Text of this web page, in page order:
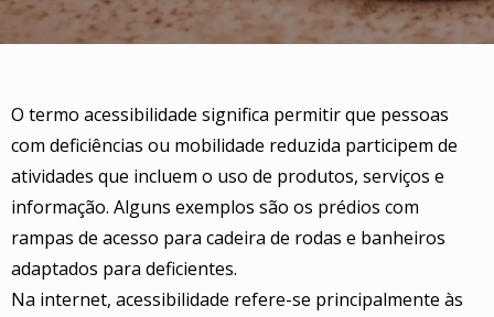
O termo acessibilidade significa permitir que pessoas
com deficiências ou mobilidade reduzida participem de
atividades que incluem o uso de produtos, serviços e
informação. Alguns exemplos são os prédios com
rampas de acesso para cadeira de rodas e banheiros
adaptados para deficientes.
Na internet, acessibilidade refere-se principalmente às